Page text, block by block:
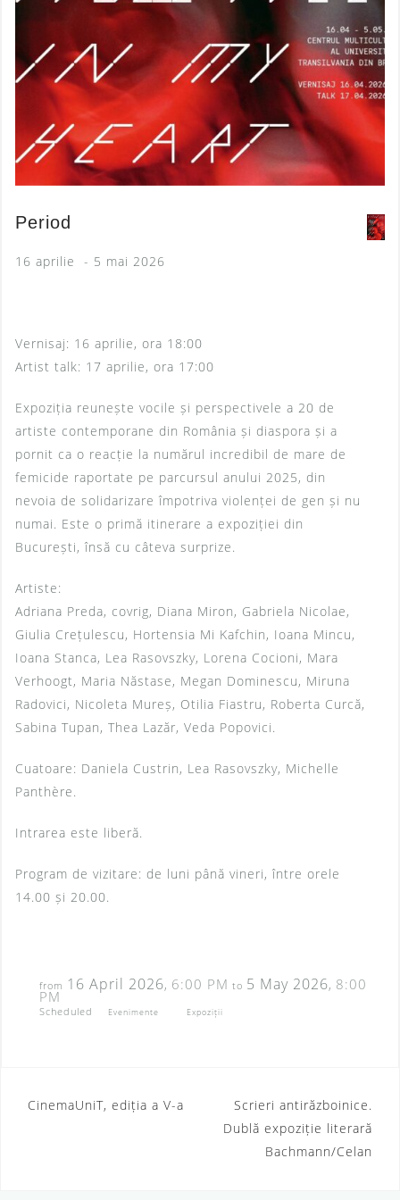
Period
16 aprilie - 5 mai 2026
Vernisaj: 16 aprilie, ora 18:00
Artist talk: 17 aprilie, ora 17:00
Expoziția reunește vocile și perspectivele a 20 de
artiste contemporane din România și diaspora și a
pornit ca o reacție la numărul incredibil de mare de
femicide raportate pe parcursul anului 2025, din
nevoia de solidarizare împotriva violenței de gen și nu
numai. Este o primă itinerare a expoziției din
București, însă cu câteva surprize.
Artiste:
Adriana Preda, covrig, Diana Miron, Gabriela Nicolae,
Giulia Crețulescu, Hortensia Mi Kafchin, Ioana Mincu,
Ioana Stanca, Lea Rasovszky, Lorena Cocioni, Mara
Verhoogt, Maria Năstase, Megan Dominescu, Miruna
Radovici, Nicoleta Mureș, Otilia Fiastru, Roberta Curcă,
Sabina Tupan, Thea Lazăr, Veda Popovici.
Cuatoare: Daniela Custrin, Lea Rasovszky, Michelle
Panthère.
Intrarea este liberă.
Program de vizitare: de luni până vineri, între orele
14.00 și 20.00.
from 16 April 2026, 6:00 PM to 5 May 2026, 8:00
PM
Scheduled Evenimente Expoziții
CinemaUniT, ediția a V-a
Scrieri antirăzboinice.
Dublă expoziție literară
Bachmann/Celan